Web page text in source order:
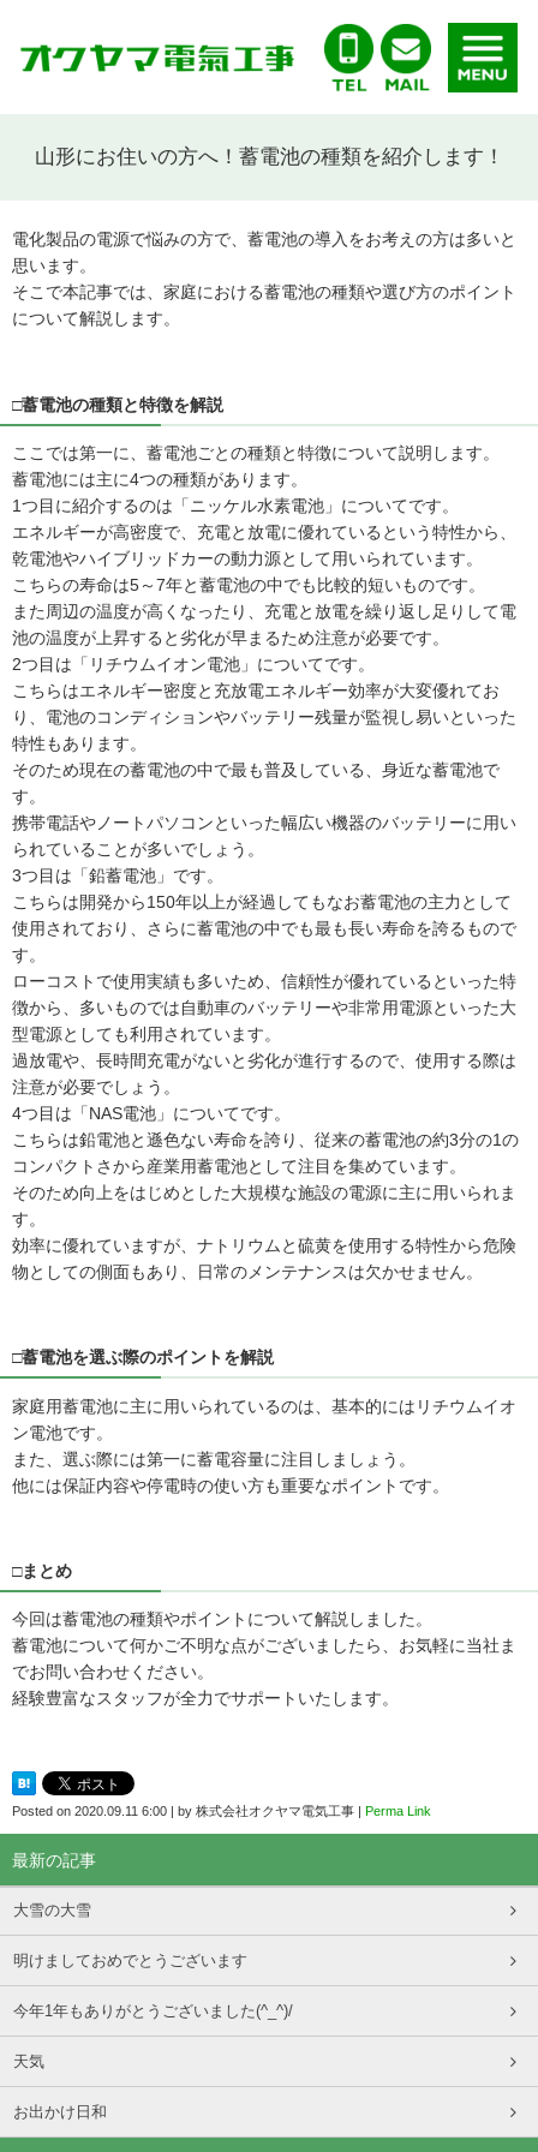
山形にお住いの方へ！蓄電池の種類を紹介します！
電化製品の電源で悩みの方で、蓄電池の導入をお考えの方は多いと
思います。
そこで本記事では、家庭における蓄電池の種類や選び方のポイント
について解説します。
□蓄電池の種類と特徴を解説
ここでは第一に、蓄電池ごとの種類と特徴について説明します。
蓄電池には主に4つの種類があります。
1つ目に紹介するのは「ニッケル水素電池」についてです。
エネルギーが高密度で、充電と放電に優れているという特性から、
乾電池やハイブリッドカーの動力源として用いられています。
こちらの寿命は5～7年と蓄電池の中でも比較的短いものです。
また周辺の温度が高くなったり、充電と放電を繰り返し足りして電
池の温度が上昇すると劣化が早まるため注意が必要です。
2つ目は「リチウムイオン電池」についてです。
こちらはエネルギー密度と充放電エネルギー効率が大変優れてお
り、電池のコンディションやバッテリー残量が監視し易いといった
特性もあります。
そのため現在の蓄電池の中で最も普及している、身近な蓄電池で
す。
携帯電話やノートパソコンといった幅広い機器のバッテリーに用い
られていることが多いでしょう。
3つ目は「鉛蓄電池」です。
こちらは開発から150年以上が経過してもなお蓄電池の主力として
使用されており、さらに蓄電池の中でも最も長い寿命を誇るもので
す。
ローコストで使用実績も多いため、信頼性が優れているといった特
徴から、多いものでは自動車のバッテリーや非常用電源といった大
型電源としても利用されています。
過放電や、長時間充電がないと劣化が進行するので、使用する際は
注意が必要でしょう。
4つ目は「NAS電池」についてです。
こちらは鉛電池と遜色ない寿命を誇り、従来の蓄電池の約3分の1の
コンパクトさから産業用蓄電池として注目を集めています。
そのため向上をはじめとした大規模な施設の電源に主に用いられま
す。
効率に優れていますが、ナトリウムと硫黄を使用する特性から危険
物としての側面もあり、日常のメンテナンスは欠かせません。
□蓄電池を選ぶ際のポイントを解説
家庭用蓄電池に主に用いられているのは、基本的にはリチウムイオ
ン電池です。
また、選ぶ際には第一に蓄電容量に注目しましょう。
他には保証内容や停電時の使い方も重要なポイントです。
□まとめ
今回は蓄電池の種類やポイントについて解説しました。
蓄電池について何かご不明な点がございましたら、お気軽に当社ま
でお問い合わせください。
経験豊富なスタッフが全力でサポートいたします。
Posted on 2020.09.11 6:00 | by 株式会社オクヤマ電気工事 | Perma Link
最新の記事
大雪の大雪
明けましておめでとうございます
今年1年もありがとうございました(^_^)/
天気
お出かけ日和